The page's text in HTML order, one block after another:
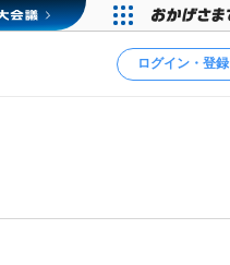
ログイン・登録